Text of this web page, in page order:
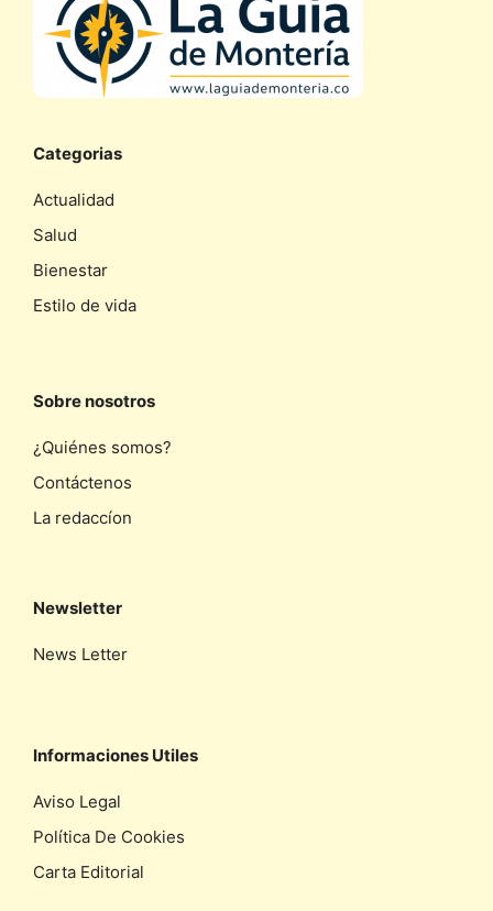
Categorias
Actualidad
Salud
Bienestar
Estilo de vida
Sobre nosotros
¿Quiénes somos?
Contáctenos
La redaccíon
Newsletter
News Letter
Informaciones Utiles
Aviso Legal
Política De Cookies
Carta Editorial